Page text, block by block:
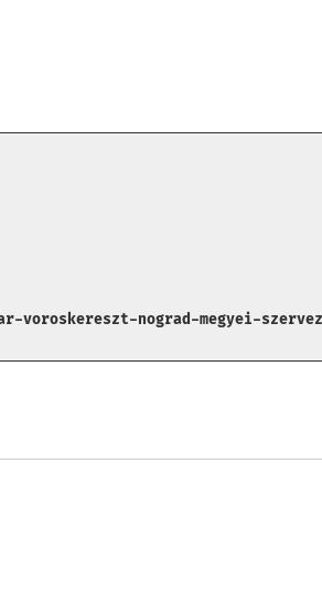
voroskereszt-nograd-megyei-